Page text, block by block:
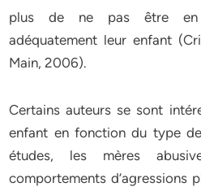
plus de ne pas être en
adéquatement leur enfant
Main, 2006).
Certains auteurs se sont
enfant en fonction du type
études, les mères
comportements d’agressions